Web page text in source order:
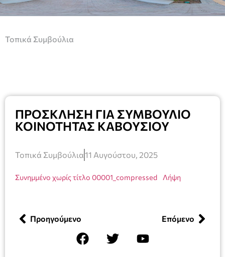
Τοπικά Συμβούλια
ΠΡΟΣΚΛΗΣΗ ΓΙΑ ΣΥΜΒΟΥΛΙΟ
ΚΟΙΝΟΤΗΤΑΣ ΚΑΒΟΥΣΙΟΥ
Τοπικά Συμβούλια11 Αυγούστου, 2025
Συνημμένο χωρίς τίτλο 00001_compressed Λήψη
Προηγούμενο Επόμενο